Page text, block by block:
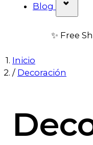
Blog
✨ Free
Inicio
/ Decoración